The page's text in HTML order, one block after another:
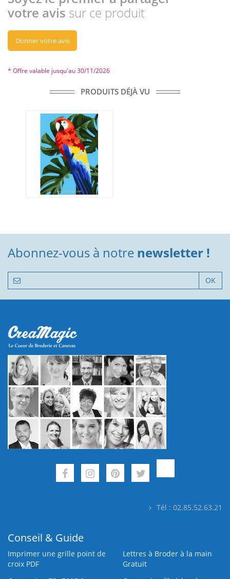
votre avis sur ce produit
Donner votre avis
* Offre valable jusqu'au 30/11/2026
PRODUITS DÉJÀ VU
Abonnez-vous à notre newsletter !
OK
Tél : 02.85.52.63.21
Conseil & Guide
Imprimer une grille point de
croix PDF
Lettres à Broder à la main
Gratuit